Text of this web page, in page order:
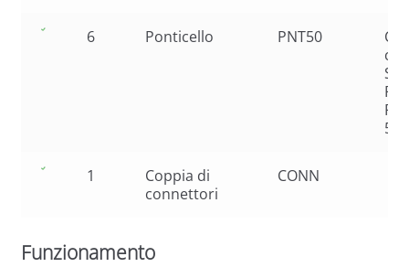
6 Ponticello PNT50
1
Coppia di
connettori
CONN
Funzionamento